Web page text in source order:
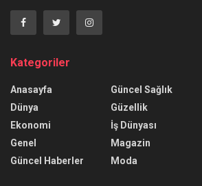
Kategoriler
Anasayfa
Dünya
Ekonomi
Genel
Güncel Haberler
Güncel Sağlık
Güzellik
İş Dünyası
Magazin
Moda